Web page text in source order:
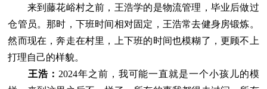
来到藤花峪村之前，王浩学的是物流管理，毕业后做过
仓管员。那时，下班时间相对固定，王浩常去健身房锻炼。
然而现在，奔走在村里，上下班的时间也模糊了，更顾不上
打理自己的样貌。
王浩： 2024年之前，我可能一直就是一个小孩儿的模